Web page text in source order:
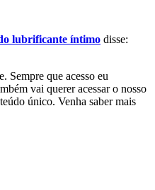
lubrificante íntimo disse:
Sempre que acesso eu
vai querer acessar o nosso
único. Venha saber mais